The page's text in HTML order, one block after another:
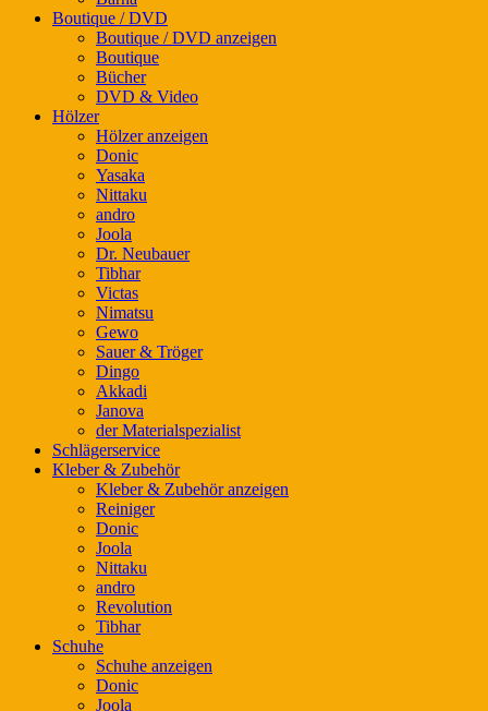
Boutique / DVD
Boutique / DVD anzeigen
Boutique
Bücher
DVD & Video
Hölzer
Hölzer anzeigen
Donic
Yasaka
Nittaku
andro
Joola
Dr. Neubauer
Tibhar
Victas
Nimatsu
Gewo
Sauer & Tröger
Dingo
Akkadi
Janova
der Materialspezialist
Schlägerservice
Kleber & Zubehör
Kleber & Zubehör anzeigen
Reiniger
Donic
Joola
Nittaku
andro
Revolution
Tibhar
Schuhe
Schuhe anzeigen
Donic
Joola